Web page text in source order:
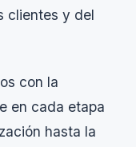
clientes y del
con la
en cada etapa
hasta la